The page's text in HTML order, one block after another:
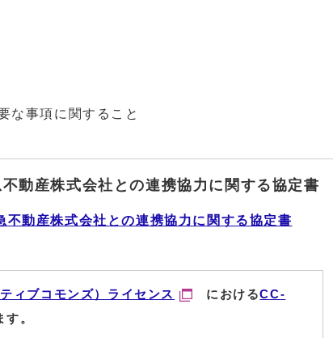
な事項に関すること
動産株式会社との連携協力に関する協定書
不動産株式会社との連携協力に関する協定書
ィブコモンズ）ライセンス におけるCC-
。